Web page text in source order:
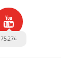
75,274